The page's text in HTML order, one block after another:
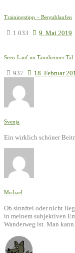
Trainingstipp – Bergablaufen
1.033 9. Mai 2019
Seen-Lauf im Tannheimer Tal
937 18. Februar
Svenja
Ein wirklich schöner
Michael
Ob sinnfrei oder nicht
in meinem subjektiven
Wanderweg ist. Man